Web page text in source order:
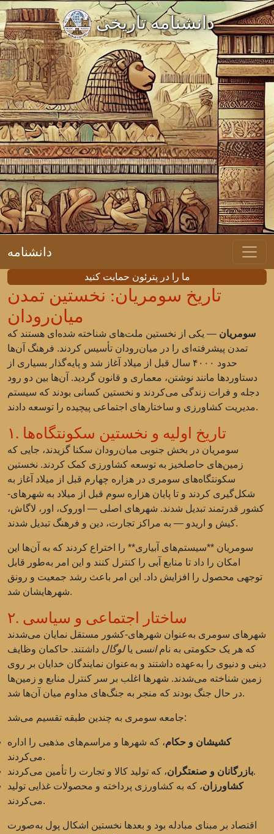
دانشنامه تاریخی
دانشنامه
ما را در پترئون حمایت کنید
تاریخ سومریان: نخستین تمدن
میان‌رودان
سومریان — یکی از نخستین ملت‌های شناخته شده‌ای هستند که
تمدن پیشرفته‌ای را در میان‌رودان تأسیس کردند. فرهنگ آن‌ها
حدود ۴۰۰۰ سال قبل از میلاد آغاز شد و پایه‌گذار بسیاری از
دستاوردها مانند نوشتن، معماری و قانون گردید. آن‌ها بین دو رود
دجله و فرات زندگی می‌کردند و نخستین کسانی بودند که سیستم
مدیریت کشاورزی و ساختارهای اجتماعی پیچیده را توسعه دادند.
۱. تاریخ اولیه و نخستین سکونتگاه‌ها
سومریان در بخش جنوبی میان‌رودان سکنا گزیدند، جایی که
زمین‌های حاصلخیز به توسعه کشاورزی کمک کردند. نخستین
سکونتگاه‌های سومری در هزاره چهارم قبل از میلاد آغاز به
شکل‌گیری کردند و تا پایان هزاره سوم قبل از میلاد به شهرهای-
کشور قدرتمند تبدیل شدند. شهرهای اصلی — اوروک، اور، لاگاش،
کیش و اریدو — به مراکز تجارت، دین و فرهنگ تبدیل شدند.
سومریان **سیستم‌های آبیاری** را اختراع کردند که به آن‌ها این
امکان را داد تا منابع آبی را کنترل کنند و این امر به‌طور قابل
توجهی محصول را افزایش داد. این امر باعث رشد جمعیت و رونق
شهرهایشان شد.
۲. ساختار اجتماعی و سیاسی
شهرهای سومری به‌عنوان شهرهای-کشور مستقل نمایان می‌شدند
که هر یک حکومتی به نامانسی یالوگال داشتند. حاکمان وظایف
دینی و دنیوی را به‌عهده داشتند و به‌عنوان نمایندگان خدایان بر روی
زمین شناخته می‌شدند. شهرها اغلب بر سر کنترل منابع و زمین‌ها
در حال جنگ بودند که منجر به جنگ‌های مداوم میان آن‌ها شد.
جامعه سومری به چندین طبقه تقسیم می‌شد:
کشیشان و حکام، که شهرها و مراسم‌های مذهبی را اداره
می‌کردند.
بازرگانان و صنعتگران، که تولید کالا و تجارت را تأمین می‌کردند.
کشاورزان، که به کشاورزی پرداخته و محصولات غذایی تولید
می‌کردند.
اقتصاد بر مبنای مبادله بود و بعدها نخستین اشکال پول به‌صورت